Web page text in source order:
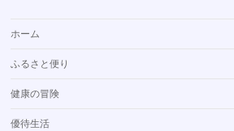
ホーム
ふるさと便り
健康の冒険
優待生活